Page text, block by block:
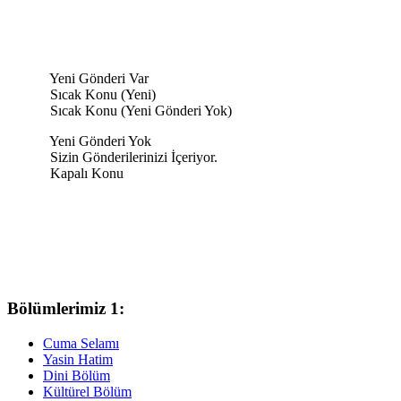
Yeni Gönderi Var
Sıcak Konu (Yeni)
Sıcak Konu (Yeni Gönderi Yok)
Yeni Gönderi Yok
Sizin Gönderilerinizi İçeriyor.
Kapalı Konu
Bölümlerimiz 1:
Cuma Selamı
Yasin Hatim
Dini Bölüm
Kültürel Bölüm